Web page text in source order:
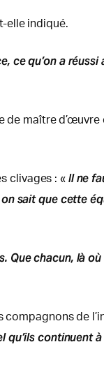
elle indiqué.
ce qu’on a
de maître
clivages : « Il ne
sait que cette
Que chacun, là
compagnons de
qu’ils continuent